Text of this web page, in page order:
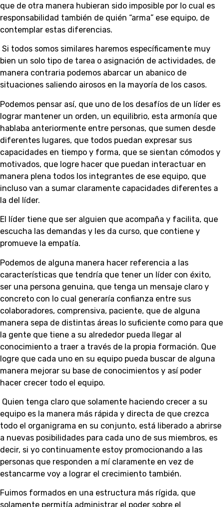
que de otra manera hubieran sido imposible por lo cual es
responsabilidad también de quién “arma” ese equipo, de
contemplar estas diferencias.
Si todos somos similares haremos específicamente muy
bien un solo tipo de tarea o asignación de actividades, de
manera contraria podemos abarcar un abanico de
situaciones saliendo airosos en la mayoría de los casos.
Podemos pensar así, que uno de los desafíos de un líder es
lograr mantener un orden, un equilibrio, esta armonía que
hablaba anteriormente entre personas, que sumen desde
diferentes lugares, que todos puedan expresar sus
capacidades en tiempo y forma, que se sientan cómodos y
motivados, que logre hacer que puedan interactuar en
manera plena todos los integrantes de ese equipo, que
incluso van a sumar claramente capacidades diferentes a
la del líder.
El líder tiene que ser alguien que acompaña y facilita, que
escucha las demandas y les da curso, que contiene y
promueve la empatía.
Podemos de alguna manera hacer referencia a las
características que tendría que tener un líder con éxito,
ser una persona genuina, que tenga un mensaje claro y
concreto con lo cual generaría confianza entre sus
colaboradores, comprensiva, paciente, que de alguna
manera sepa de distintas áreas lo suficiente como para que
la gente que tiene a su alrededor pueda llegar al
conocimiento a traer a través de la propia formación. Que
logre que cada uno en su equipo pueda buscar de alguna
manera mejorar su base de conocimientos y así poder
hacer crecer todo el equipo.
Quien tenga claro que solamente haciendo crecer a su
equipo es la manera más rápida y directa de que crezca
todo el organigrama en su conjunto, está liberado a abrirse
a nuevas posibilidades para cada uno de sus miembros, es
decir, si yo continuamente estoy promocionando a las
personas que responden a mí claramente en vez de
estancarme voy a lograr el crecimiento también.
Fuimos formados en una estructura más rígida, que
solamente permitía administrar el poder sobre el